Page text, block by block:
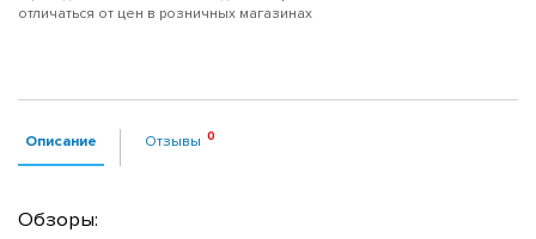
отличаться от цен в розничных магазинах
Описание Отзывы
Обзоры: